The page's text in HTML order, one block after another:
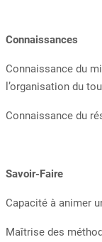
Connaissances
Connaissance du
l’organisation du
Connaissance du
Savoir-Faire
Capacité à animer
Maîtrise des